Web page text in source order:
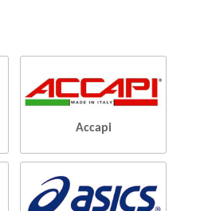
Accapi